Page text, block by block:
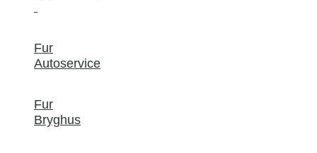
Fur
Autoservice
Fur
Bryghus